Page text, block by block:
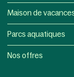
Maison de
Parcs aquatiques
Nos offres